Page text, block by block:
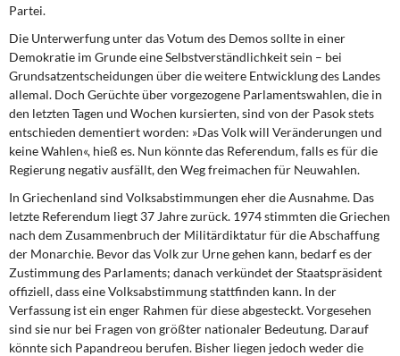
DIE LINKE
Weitere Themen
Memo-Gruppe
Institut Solidarische Moderne
Rosa-Luxemburg-Stiftung
Über mich
Kontakt
Partei.
Die Unterwerfung unter das Votum des Demossollte in einer
Demokratie im Grunde eine Selbstverständlichkeit sein – bei
Grundsatzentscheidungen über die weitere Entwicklung des Landes
allemal. Doch Gerüchte über vorgezogene Parlamentswahlen, die in
den letzten Tagen und Wochen kursierten, sind von der Pasok stets
entschieden dementiert worden: »Das Volk will Veränderungen und
keine Wahlen«, hieß es. Nun könnte das Referendum, falls es für die
Regierung negativ ausfällt, den Weg freimachen für Neuwahlen.
In Griechenland sind Volksabstimmungen eher die Ausnahme. Das
letzte Referendum liegt 37 Jahre zurück. 1974 stimmten die Griechen
nach dem Zusammenbruch der Militärdiktatur für die Abschaffung
der Monarchie. Bevor das Volk zur Urne gehen kann, bedarf es der
Zustimmung des Parlaments; danach verkündet der Staatspräsident
offiziell, dass eine Volksabstimmung stattfinden kann. In der
Verfassung ist ein enger Rahmen für diese abgesteckt. Vorgesehen
sind sie nur bei Fragen von größter nationaler Bedeutung. Darauf
könnte sich Papandreou berufen. Bisher liegen jedoch weder die